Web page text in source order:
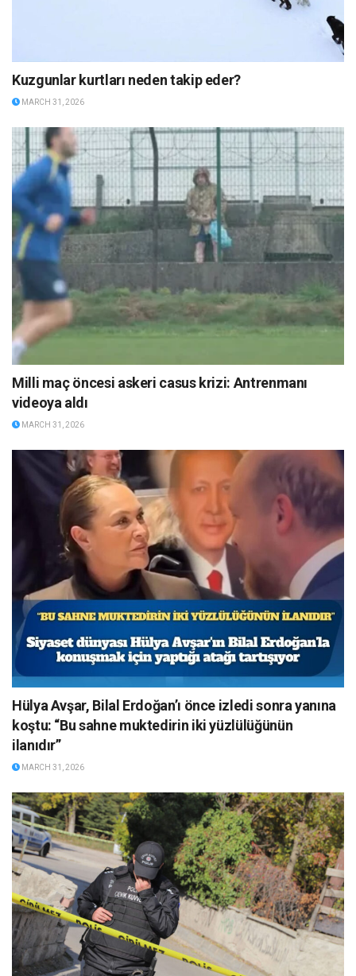
Kuzgunlar kurtları neden takip eder?
MARCH 31, 2026
Milli maç öncesi askeri casus krizi: Antrenmanı
videoya aldı
MARCH 31, 2026
Hülya Avşar, Bilal Erdoğan’ı önce izledi sonra yanına
koştu: “Bu sahne muktedirin iki yüzlülüğünün
ilanıdır”
MARCH 31, 2026